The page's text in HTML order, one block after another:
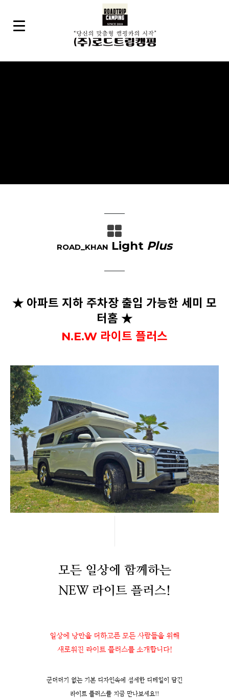
ROAD_KHAN Light Plus
★ 아파트 지하 주차장 출입 가능한 세미 모
터홈 ★
N.E.W 라이트 플러스
모든 일상에 함께하는
NEW 라이트 플러스!
일상에 낭만을 더하고픈 모든 사람들을 위해
새로워진 라이트 플러스를 소개합니다!
군더더기 없는 기본 디자인속에 섬세한 디테일이 담긴
라이트 플러스를 지금 만나보세요!!